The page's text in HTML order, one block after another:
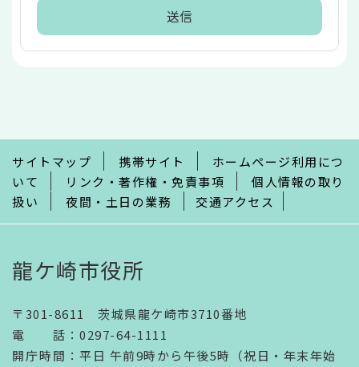
で
サイトマップ 携帯サイト
ホームページ利用につ
いて
リンク・著作権・免責事項
個人情報の取り
扱い
夜間・土日の業務 交通アクセス
龍ケ崎市役所
〒301-8611 茨城県龍ケ崎市3710番地
電話 ： 0297-64-1111
開庁時間 ： 平日 午前9時から午後5時（祝日・年末年始